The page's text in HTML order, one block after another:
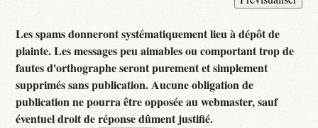
Les spams donneront systématiquement lieu à dépôt de
plainte. Les messages peu aimables ou comportant trop de
fautes d'orthographe seront purement et simplement
supprimés sans publication. Aucune obligation de
publication ne pourra être opposée au webmaster, sauf
éventuel droit de réponse dûment justifié.